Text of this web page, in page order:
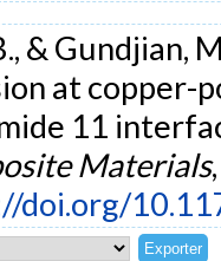
& Gundjian,
at copper-
11
Materials
doi.org/